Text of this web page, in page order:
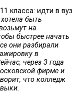
класса: идти в вуз
быть
на
быстрее начать
они разбирали
в
через 3 года
фирме и
что колледж